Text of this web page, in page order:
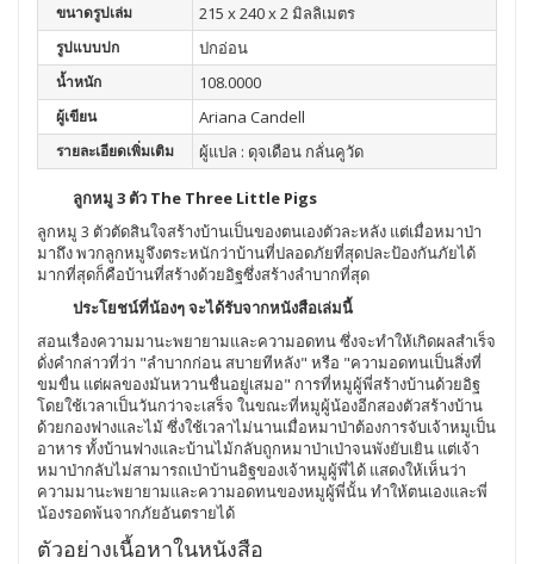
ขนาดรูปเล่ม 215 x 240 x 2 มิลลิเมตร
รูปแบบปก ปกอ่อน
น้ำหนัก 108.0000
ผู้เขียน Ariana Candell
รายละเอียดเพิ่มเติม ผู้แปล : ดุจเดือน กลั่นคูวัด
ลูกหมู 3 ตัว The Three Little Pigs
ลูกหมู 3 ตัวตัดสินใจสร้างบ้านเป็นของตนเองตัวละหลัง แต่เมื่อหมาป่า
มาถึง พวกลูกหมูจึงตระหนักว่าบ้านที่ปลอดภัยที่สุดปละป้องกันภัยได้
มากที่สุดก็คือบ้านที่สร้างด้วยอิฐซึ่งสร้างลำบากที่สุด
ประโยชน์ที่น้องๆ จะได้รับจากหนังสือเล่มนี้
สอนเรื่องความมานะพยายามและความอดทน ซึ่งจะทำให้เกิดผลสำเร็จ
ดั่งคำกล่าวที่ว่า "ลำบากก่อน สบายทีหลัง" หรือ "ความอดทนเป็นสิ่งที่
ขมขื่น แต่ผลของมันหวานชื่นอยู่เสมอ" การที่หมูผู้พี่สร้างบ้านด้วยอิฐ
โดยใช้เวลาเป็นวันกว่าจะเสร็จ ในขณะที่หมูผู้น้องอีกสองตัวสร้างบ้าน
ด้วยกองฟางและไม้ ซึ่งใช้เวลาไม่นานเมื่อหมาป่าต้องการจับเจ้าหมูเป็น
อาหาร ทั้งบ้านฟางและบ้านไม้กลับถูกหมาป่าเป่าจนพังยับเยิน แต่เจ้า
หมาป่ากลับไม่สามารถเป่าบ้านอิฐของเจ้าหมูผู้พี่ได้ แสดงให้เห็นว่า
ความมานะพยายามและความอดทนของหมูผู้พี่นั้น ทำให้ตนเองและพี่
น้องรอดพ้นจากภัยอันตรายได้
ตัวอย่างเนื้อหาในหนังสือ